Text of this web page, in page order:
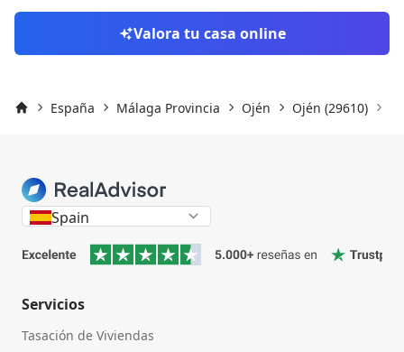
Valora tu casa online
España Málaga Provincia Ojén Ojén (29610)
Spain
Servicios
Tasación de Viviendas